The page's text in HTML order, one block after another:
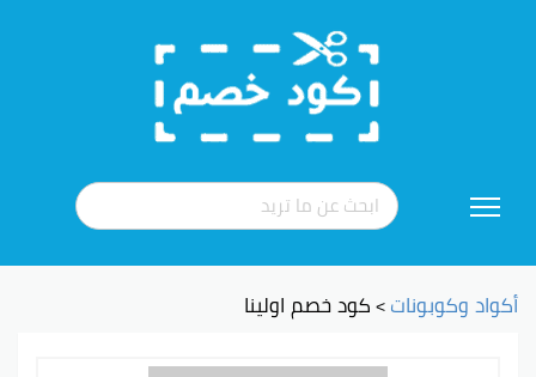
إلى
أكواد وكوبونات>كود خصم اولينا